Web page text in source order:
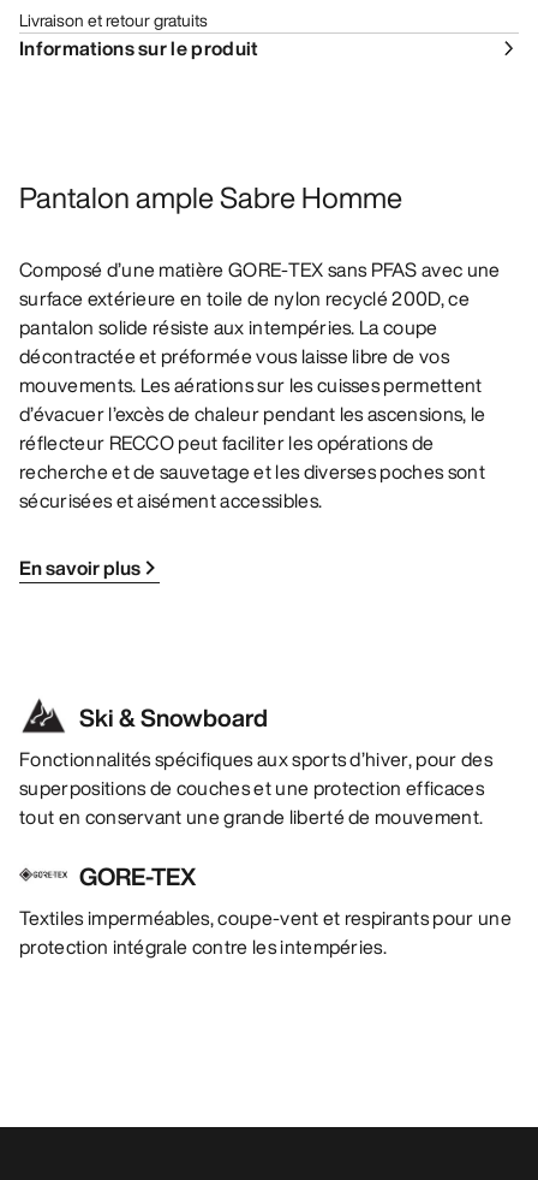
Livraison et retour gratuits
Informations sur le produit
Pantalon ample Sabre Homme
Composé d’une matière GORE-TEX sans PFAS avec une
surface extérieure en toile de nylon recyclé 200D, ce
pantalon solide résiste aux intempéries. La coupe
décontractée et préformée vous laisse libre de vos
mouvements. Les aérations sur les cuisses permettent
d’évacuer l’excès de chaleur pendant les ascensions, le
réflecteur RECCO peut faciliter les opérations de
recherche et de sauvetage et les diverses poches sont
sécurisées et aisément accessibles.
En savoir plus
Ski & Snowboard
Fonctionnalités spécifiques aux sports d’hiver, pour des
superpositions de couches et une protection efficaces
tout en conservant une grande liberté de mouvement.
GORE-TEX
Textiles imperméables, coupe-vent et respirants pour une
protection intégrale contre les intempéries.